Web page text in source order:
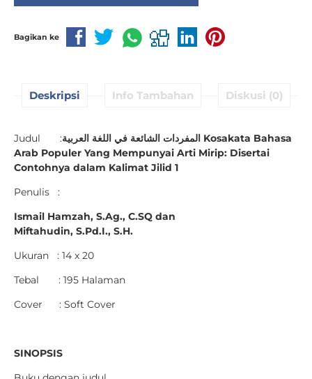
Bagikan ke
Deskripsi Info Tambahan Diskusi (0)
Judul :
Kosakata Bahasa
Arab Populer Yang Mempunyai Arti Mirip: Disertai
Contohnya dalam Kalimat Jilid 1
Penulis :
Ismail Hamzah, S.Ag., C.SQ dan
Miftahudin, S.Pd.I., S.H.
Ukuran : 14 x 20
Tebal : 195 Halaman
Cover : Soft Cover
SINOPSIS